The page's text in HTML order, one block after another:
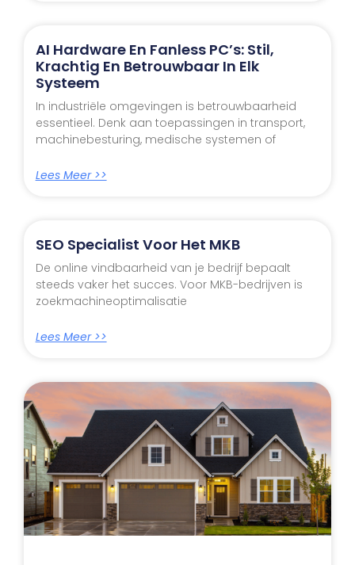
AI Hardware En Fanless PC’s: Stil,
Krachtig En Betrouwbaar In Elk
Systeem
In industriële omgevingen is betrouwbaarheid
essentieel. Denk aan toepassingen in transport,
machinebesturing, medische systemen of
Lees Meer >>
SEO Specialist Voor Het MKB
De online vindbaarheid van je bedrijf bepaalt
steeds vaker het succes. Voor MKB-bedrijven is
zoekmachineoptimalisatie
Lees Meer >>